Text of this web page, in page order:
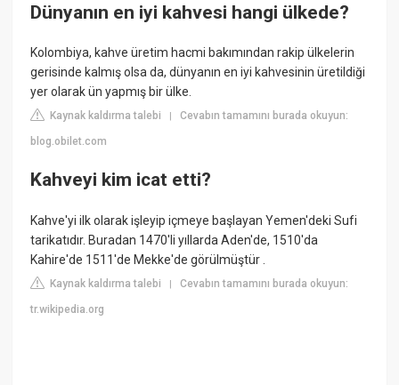
Dünyanın en iyi kahvesi hangi ülkede?
Kolombiya, kahve üretim hacmi bakımından rakip ülkelerin
gerisinde kalmış olsa da, dünyanın en iyi kahvesinin üretildiği
yer olarak ün yapmış bir ülke.
Kaynak kaldırma talebi |Cevabın tamamını burada okuyun:
blog.obilet.com
Kahveyi kim icat etti?
Kahve'yi ilk olarak işleyip içmeye başlayan Yemen'deki Sufi
tarikatıdır. Buradan 1470'li yıllarda Aden'de, 1510'da
Kahire'de 1511'de Mekke'de görülmüştür .
Kaynak kaldırma talebi |Cevabın tamamını burada okuyun:
tr.wikipedia.org